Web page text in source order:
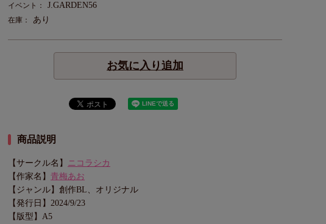
イベント： J.GARDEN56
在庫： あり
お気に入り追加
商品説明
【サークル名】 ニコラシカ
【作家名】 青梅あお
【ジャンル】創作BL、オリジナル
【発行日】2024/9/23
【版型】A5